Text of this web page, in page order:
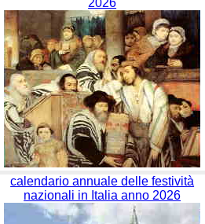
calendario annuale delle festività
nazionali in Italia anno 2026